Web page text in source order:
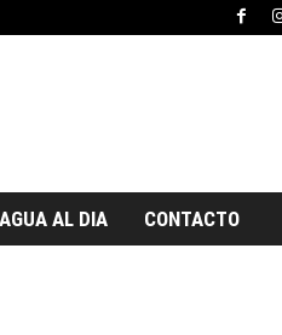
AL DIA CONTACTO